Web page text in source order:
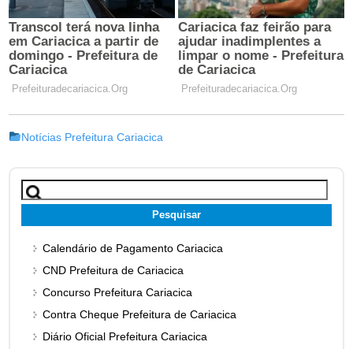
Notícias Prefeitura Cariacica
Pesquisar
por:
Calendário de Pagamento Cariacica
CND Prefeitura de Cariacica
Concurso Prefeitura Cariacica
Contra Cheque Prefeitura de Cariacica
Diário Oficial Prefeitura Cariacica